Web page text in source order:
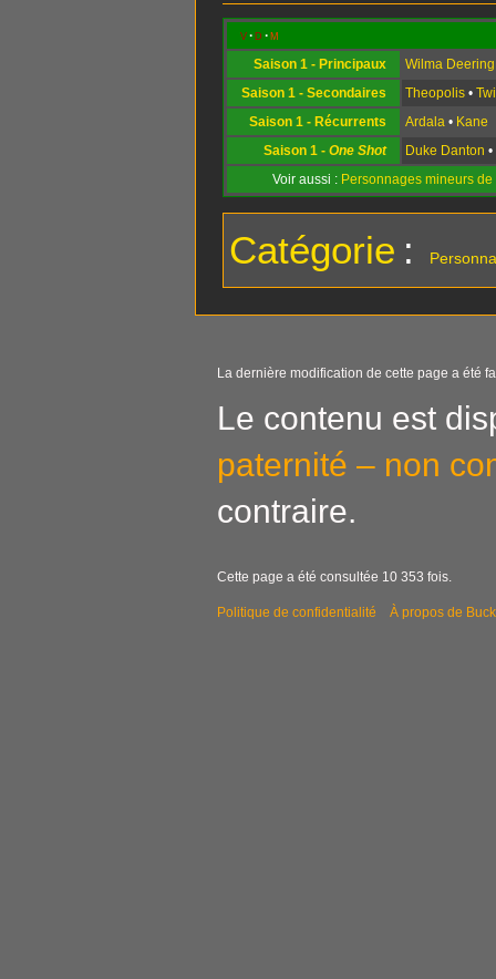
v d m
Saison 1 - Principaux
Wilma Deering
Saison 1 - Secondaires
Theopolis •
Saison 1 - Récurrents
Ardala • Kane
Saison 1 - One Shot Duke Danton •
Voir aussi : Personnages mineurs
Catégorie :
La dernière modification de cette page a été
Le contenu est
paternité – non
contraire.
Cette page a été consultée 10 353 fois.
Politique de confidentialité À propos de